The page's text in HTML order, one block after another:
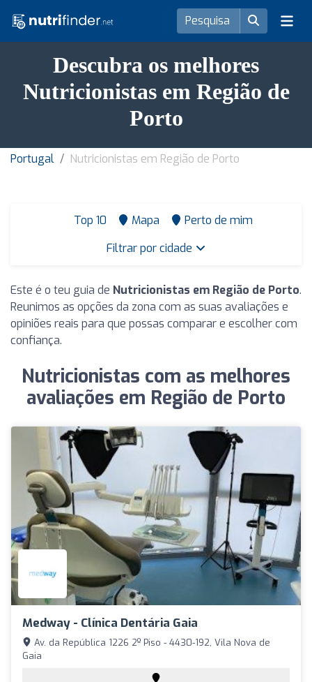
Descubra os melhores
Nutricionistas em Região de
Porto
Portugal Nutricionistas em Região de Porto
Top 10 Mapa
Perto de mim
Filtrar por cidade
Este é o teu guia de Nutricionistas em Região de Porto.
Reunimos as opções da zona com as suas avaliações e
opiniões reais para que possas comparar e escolher com
confiança.
Nutricionistas com as melhores
avaliações em Região de Porto
Medway - Clínica Dentária Gaia
Av. da República 1226 2º Piso - 4430-192, Vila Nova de
Gaia